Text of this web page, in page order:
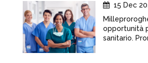
15 Dec
opportunità
sanitario.